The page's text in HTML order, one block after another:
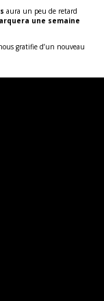
aura un peu de retard
une semaine
gratifie d’un nouveau